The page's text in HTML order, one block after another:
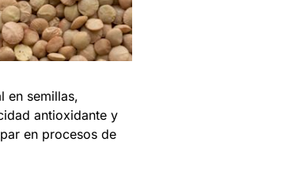
en semillas,
antioxidante y
en procesos de